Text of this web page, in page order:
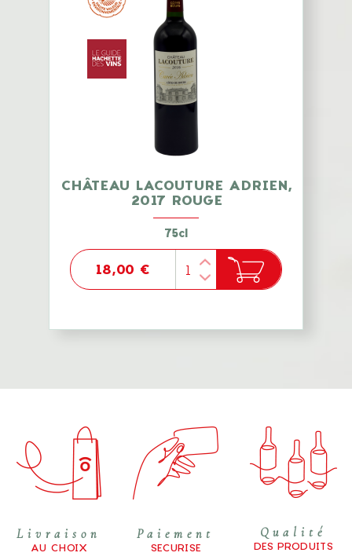
CHÂTEAU LACOUTURE ADRIEN,
2017 ROUGE
75cl
18,00 €
Livraison
AU CHOIX
Paiement
SECURISE
Qualité
DES PRODUITS